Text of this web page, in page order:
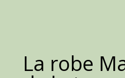
La robe